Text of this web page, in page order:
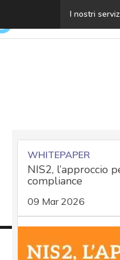
I nostri
GDPR: governare i
WHITEPAPER
NIS2, l’approccio
compliance
09 Mar 2026